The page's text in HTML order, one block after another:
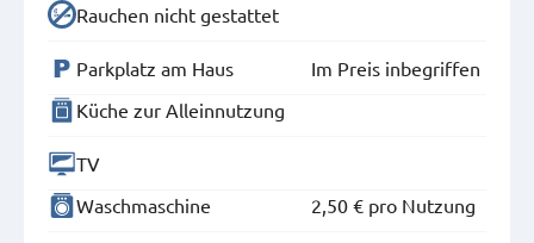
Rauchen nicht gestattet
Parkplatz am Haus
Im Preis inbegriffen
Küche zur Alleinnutzung
TV
Waschmaschine
2,50 € pro Nutzung